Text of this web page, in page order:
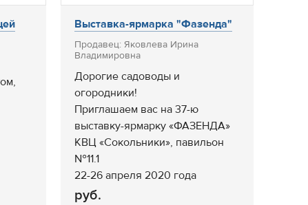
Выставка-ярмарка "Фазенда"
Продавец: Яковлева Ирина
Владимировна
Дорогие садоводы и
огородники!
Приглашаем вас на 37-ю
выставку-ярмарку «ФАЗЕНДА»
КВЦ «Сокольники», павильон
№11.1
22-26 апреля 2020 года
руб.